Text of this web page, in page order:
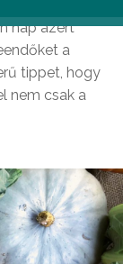
nap azért
a
tippet, hogy
nem csak a